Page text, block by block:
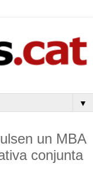
▼
un MBA
conjunta